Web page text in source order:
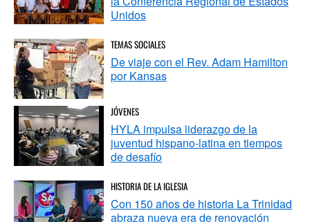
Unidos
TEMAS SOCIALES
De viaje con el Rev. Adam Hamilton
por Kansas
JÓVENES
HYLA impulsa liderazgo de la
juventud hispano-latina en tiempos
de desafío
HISTORIA DE LA IGLESIA
Con 150 años de historia La Trinidad
abraza nueva era de renovación